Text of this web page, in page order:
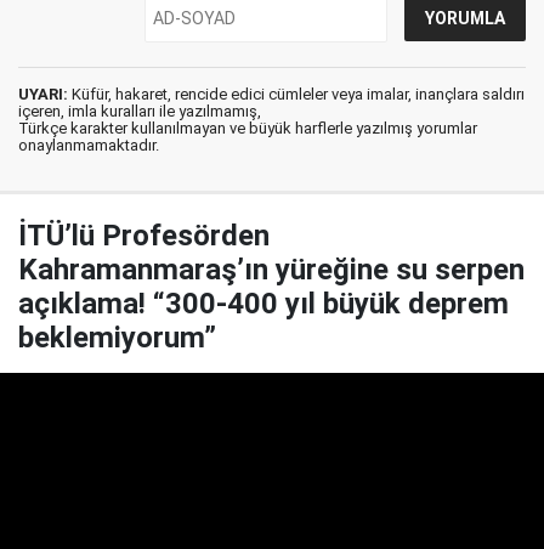
UYARI: Küfür, hakaret, rencide edici cümleler veya imalar, inançlara saldırı
içeren, imla kuralları ile yazılmamış,
Türkçe karakter kullanılmayan ve büyük harflerle yazılmış yorumlar
onaylanmamaktadır.
İTÜ’lü Profesörden
Kahramanmaraş’ın yüreğine su serpen
açıklama! “300-400 yıl büyük deprem
beklemiyorum”